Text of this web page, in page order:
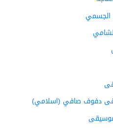
دفوف صافي (اسلامي)